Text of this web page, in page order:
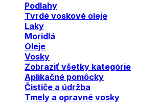
Podlahy
Tvrdé voskové oleje
Laky
Moridlá
Oleje
Vosky
Zobraziť všetky kategórie
Aplikačné pomôcky
Čističe a údržba
Tmely a opravné vosky